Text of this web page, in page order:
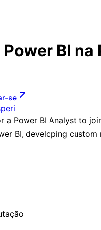
BI na
se
a Power BI Analyst to
BI, developing